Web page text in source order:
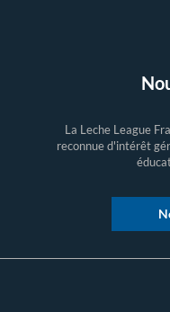
La Leche League
reconnue d'intérêt